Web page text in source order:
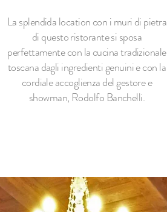
La splendida location con i muri di pietra
di questo ristorante si sposa
perfettamente con la cucina tradizionale
toscana dagli ingredienti genuini e con la
cordiale accoglienza del gestore e
showman, Rodolfo Banchelli.